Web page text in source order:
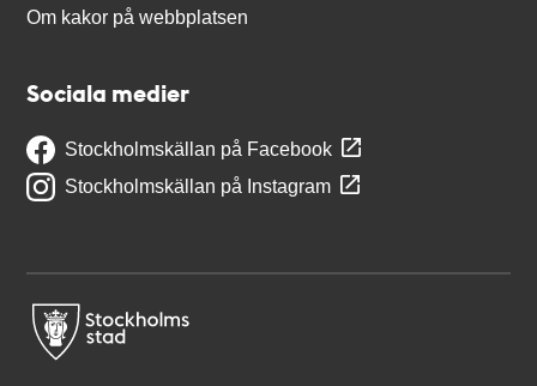
Om kakor på webbplatsen
Sociala medier
Stockholmskällan på Facebook
Stockholmskällan på Instagram